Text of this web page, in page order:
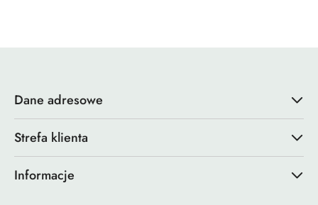
Dane adresowe
Strefa klienta
Informacje